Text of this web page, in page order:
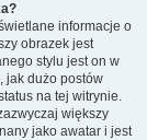
informacje o
obrazek jest
stylu jest on w
jak dużo postów
na tej witrynie.
większy
jako awatar i jest